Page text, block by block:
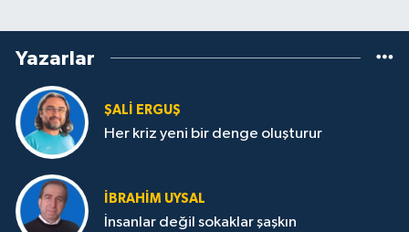
Yazarlar
ŞALI ERGUŞ
Her kriz yeni bir denge oluşturur
İBRAHIM UYSAL
İnsanlar değil sokaklar şaşkın